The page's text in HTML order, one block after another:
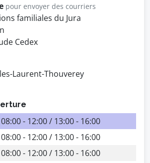
pour envoyer des courriers
familiales du Jura
Cedex
Laurent-Thouverey
08:00 - 12:00 / 13:00 - 16:00
08:00 - 12:00 / 13:00 - 16:00
08:00 - 12:00 / 13:00 - 16:00